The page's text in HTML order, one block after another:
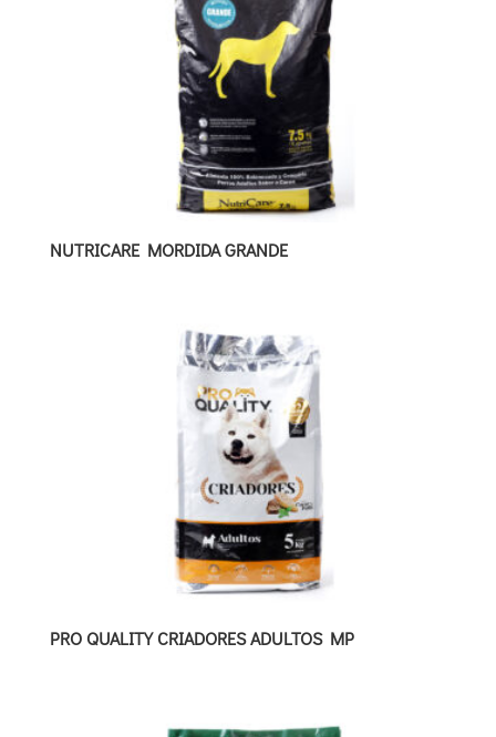
NUTRICARE MORDIDA GRANDE
PRO QUALITY CRIADORES ADULTOS MP